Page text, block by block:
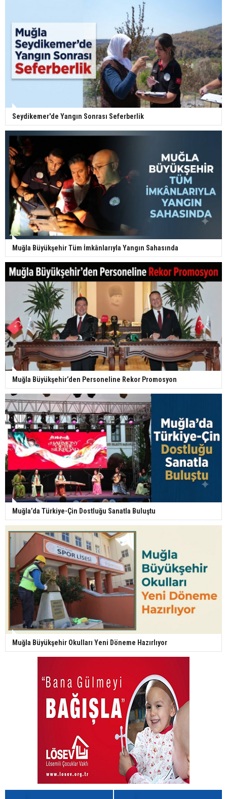
Seydikemer'de Yangın Sonrası Seferberlik
Muğla Büyükşehir Tüm İmkânlarıyla Yangın Sahasında
Muğla Büyükşehir’den Personeline Rekor Promosyon
Muğla’da Türkiye-Çin Dostluğu Sanatla Buluştu
Muğla Büyükşehir Okulları Yeni Döneme Hazırlıyor